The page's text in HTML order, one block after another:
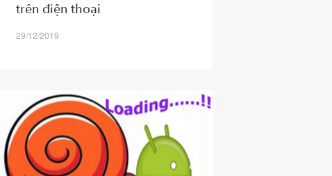
trên điện thoại
29/12/2019